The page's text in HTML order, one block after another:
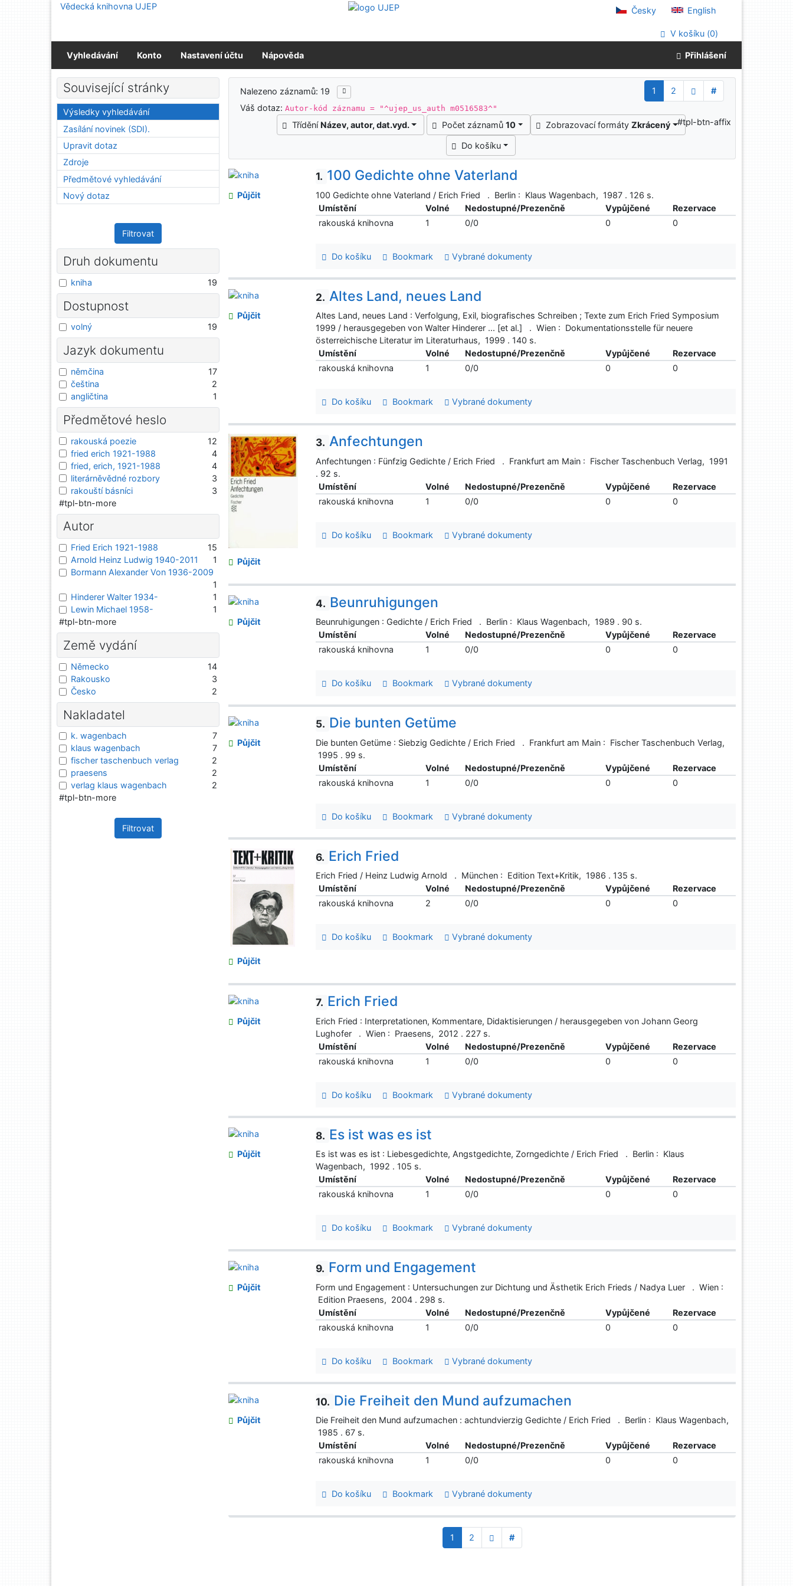
Přejít na obsah
Vědecká knihovna UJEP Česky English
V košíku (0)
Vyhledávání Konto Nastavení účtu Nápověda Přihlášení
Výsledky vyhledávání
Nalezeno záznamů: 19 1 2
#
Váš dotaz:Autor-kód záznamu = "^ujep_us_auth m0516583^"
Třídění Název, autor, dat.vyd. Počet záznamů10 Zobrazovací formátyZkrácený
Do košíku
#tpl-btn-affix
1. 100 Gedichte ohne Vaterland
100 Gedichte ohne Vaterland / Erich Fried . Berlin : Klaus Wagenbach, 1987 . 126 s.
Umístění
Volné Nedostupné/Prezenčně Vypůjčené
Rezervace
rakouská knihovna
1 0/0 0 0
Do košíku Bookmark Vybrané dokumenty
Půjčit
2. Altes Land, neues Land
Altes Land, neues Land : Verfolgung, Exil, biografisches Schreiben ; Texte zum Erich Fried Symposium
1999 / herausgegeben von Walter Hinderer ... [et al.] . Wien : Dokumentationsstelle für neuere
österreichische Literatur im Literaturhaus, 1999 . 140 s.
Umístění
Volné Nedostupné/Prezenčně Vypůjčené
Rezervace
rakouská knihovna
1 0/0 0 0
Do košíku Bookmark Vybrané dokumenty
Půjčit
3. Anfechtungen
Anfechtungen : Fünfzig Gedichte / Erich Fried . Frankfurt am Main : Fischer Taschenbuch Verlag, 1991
. 92 s.
Umístění
Volné Nedostupné/Prezenčně Vypůjčené
Rezervace
rakouská knihovna
1 0/0 0 0
Do košíku Bookmark Vybrané dokumenty
Půjčit
4. Beunruhigungen
Beunruhigungen : Gedichte / Erich Fried . Berlin : Klaus Wagenbach, 1989 . 90 s.
Umístění
Volné Nedostupné/Prezenčně Vypůjčené
Rezervace
rakouská knihovna
1 0/0 0 0
Do košíku Bookmark Vybrané dokumenty
Půjčit
5. Die bunten Getüme
Die bunten Getüme : Siebzig Gedichte / Erich Fried . Frankfurt am Main : Fischer Taschenbuch Verlag,
1995 . 99 s.
Umístění
Volné Nedostupné/Prezenčně Vypůjčené
Rezervace
rakouská knihovna
1 0/0 0 0
Do košíku Bookmark Vybrané dokumenty
Půjčit
6. Erich Fried
Erich Fried / Heinz Ludwig Arnold . München : Edition Text+Kritik, 1986 . 135 s.
Umístění
Volné Nedostupné/Prezenčně Vypůjčené
Rezervace
rakouská knihovna
2 0/0 0 0
Do košíku Bookmark Vybrané dokumenty
Půjčit
7. Erich Fried
Erich Fried : Interpretationen, Kommentare, Didaktisierungen / herausgegeben von Johann Georg
Lughofer . Wien : Praesens, 2012 . 227 s.
Umístění
Volné Nedostupné/Prezenčně Vypůjčené
Rezervace
rakouská knihovna
1 0/0 0 0
Do košíku Bookmark Vybrané dokumenty
Půjčit
8. Es ist was es ist
Es ist was es ist : Liebesgedichte, Angstgedichte, Zorngedichte / Erich Fried . Berlin : Klaus
Wagenbach, 1992 . 105 s.
Umístění
Volné Nedostupné/Prezenčně Vypůjčené
Rezervace
rakouská knihovna
1 0/0 0 0
Do košíku Bookmark Vybrané dokumenty
Půjčit
9. Form und Engagement
Form und Engagement : Untersuchungen zur Dichtung und Ästhetik Erich Frieds / Nadya Luer . Wien :
Edition Praesens, 2004 . 298 s.
Umístění
Volné Nedostupné/Prezenčně Vypůjčené
Rezervace
rakouská knihovna
1 0/0 0 0
Do košíku Bookmark Vybrané dokumenty
Půjčit
10. Die Freiheit den Mund aufzumachen
Die Freiheit den Mund aufzumachen : achtundvierzig Gedichte / Erich Fried . Berlin : Klaus Wagenbach,
1985 . 67 s.
Umístění
Volné Nedostupné/Prezenčně Vypůjčené
Rezervace
rakouská knihovna
1 0/0 0 0
Do košíku Bookmark Vybrané dokumenty
Půjčit
1 2 #
Související stránky
Výsledky vyhledávání
Zasílání novinek (SDI).
Upravit dotaz
Zdroje
Předmětové vyhledávání
Nový dotaz
Filtrovat
Druh dokumentu
kniha 19
Dostupnost
volný 19
Jazyk dokumentu
němčina
17
čeština
2
angličtina
1
Předmětové heslo
rakouská poezie
12
fried erich 1921-1988
4
fried, erich, 1921-1988
4
literárněvědné rozbory
3
rakouští básníci
3
#tpl-btn-more
Autor
Fried Erich 1921-1988
15
Arnold Heinz Ludwig 1940-2011
1
Bormann Alexander Von 1936-2009
1
Hinderer Walter 1934-
1
Lewin Michael 1958-
1
#tpl-btn-more
Země vydání
Německo
14
Rakousko
3
Česko
2
Nakladatel
k. wagenbach
7
klaus wagenbach
7
fischer taschenbuch verlag
2
praesens
2
verlag klaus wagenbach
2
#tpl-btn-more
Filtrovat